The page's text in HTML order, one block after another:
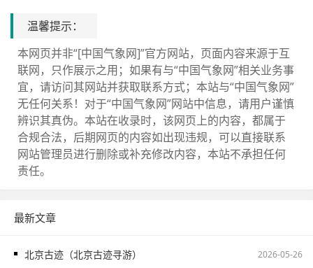
温馨提示：
本网页并非“[中国气象网]”官方网站，页面内容来源于互
联网，只作展示之用；如果有与“中国气象网”相关业务事
宜，请访问其网站并获取联系方式；本站与“中国气象网”
无任何关系！对于“中国气象网”网站中信息，请用户谨慎
辨识其真伪。本站在收录时，该网页上的内容，都属于
合规合法，后期网页的内容如出现违规，可以直接联系
网站管理员进行删除或补充修改内容，本站不承担任何
责任。
最新文章
北京古迹（北京古迹寻游） 2026-05-26